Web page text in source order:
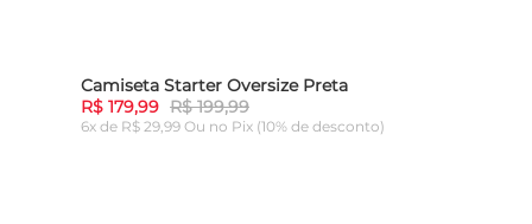
Camiseta Starter Oversize Preta
R$ 179,99 R$ 199,99
6x de R$ 29,99 Ou no Pix (10% de desconto)